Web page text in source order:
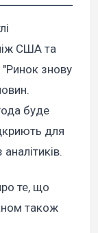
США та
"Ринок знову
буде
для
те, що
також